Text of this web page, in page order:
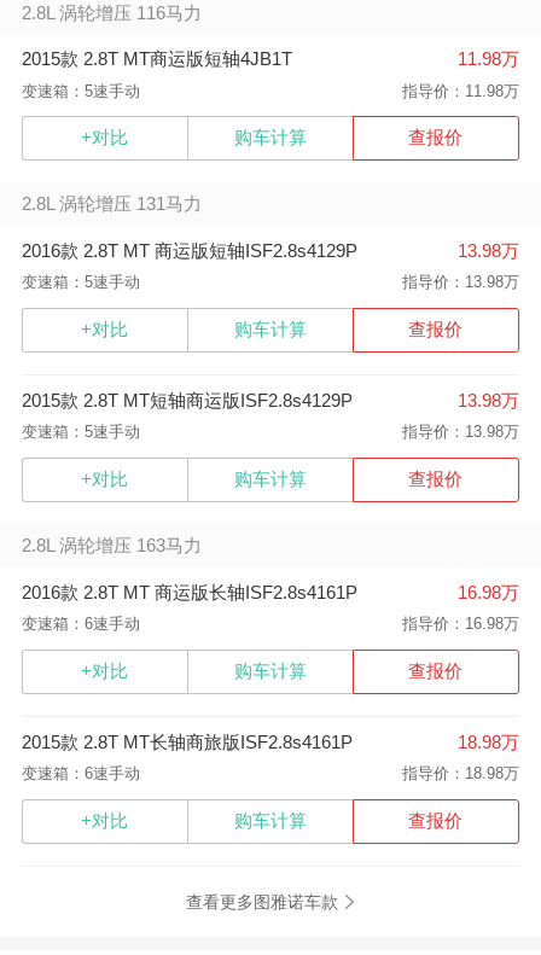
2.8L 涡轮增压 116马力
2015款 2.8T MT商运版短轴4JB1T
变速箱：5速手动
11.98万
指导价：11.98万
+对比 购车计算 查报价
2.8L 涡轮增压 131马力
2016款 2.8T MT 商运版短轴ISF2.8s4129P
变速箱：5速手动
13.98万
指导价：13.98万
+对比 购车计算 查报价
2015款 2.8T MT短轴商运版ISF2.8s4129P
变速箱：5速手动
13.98万
指导价：13.98万
+对比 购车计算 查报价
2.8L 涡轮增压 163马力
2016款 2.8T MT 商运版长轴ISF2.8s4161P
变速箱：6速手动
16.98万
指导价：16.98万
+对比 购车计算 查报价
2015款 2.8T MT长轴商旅版ISF2.8s4161P
变速箱：6速手动
18.98万
指导价：18.98万
+对比 购车计算 查报价
查看更多图雅诺车款